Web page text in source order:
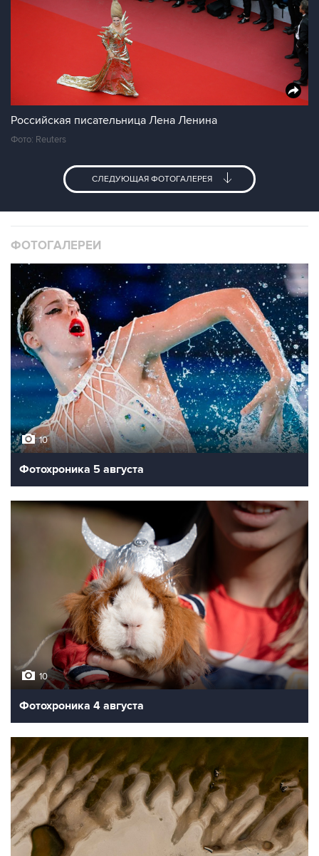
Российская писательница Лена Ленина
Фото: Reuters
СЛЕДУЮЩАЯ ФОТОГАЛЕРЕЯ
ФОТОГАЛЕРЕИ
10
Фотохроника 5 августа
10
Фотохроника 4 августа